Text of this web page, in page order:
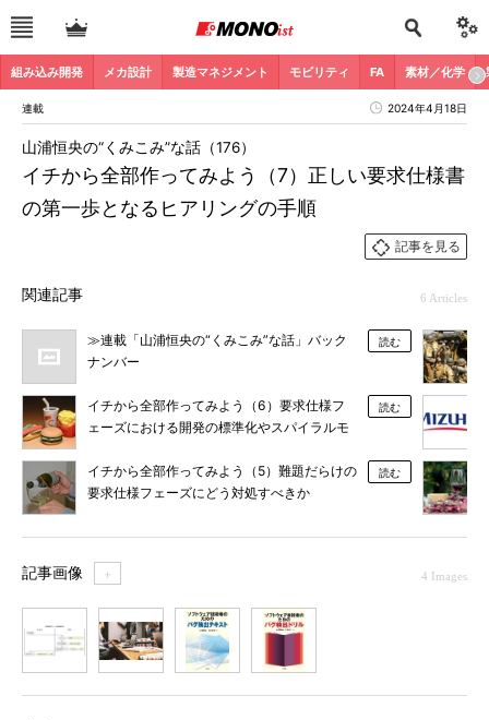
組み込み開発 メカ設計 製造マネジメント モビリティ FA 素材／化学
連載 2024年4月18日
イチから全部作ってみよう（7）正しい要求仕様書
の第一歩となるヒアリングの手順
山浦恒央の“くみこみ”な話（176）
記事を見る
関連記事 6 Articles
≫連載「山浦恒央の“くみこみ”な話」バック
ナンバー
読む
イチから全部作ってみよう（6）要求仕様フ
ェーズにおける開発の標準化やスパイラルモ
読む
イチから全部作ってみよう（5）難題だらけの
要求仕様フェーズにどう対処すべきか
読む
記事画像 ＋ 4 Images